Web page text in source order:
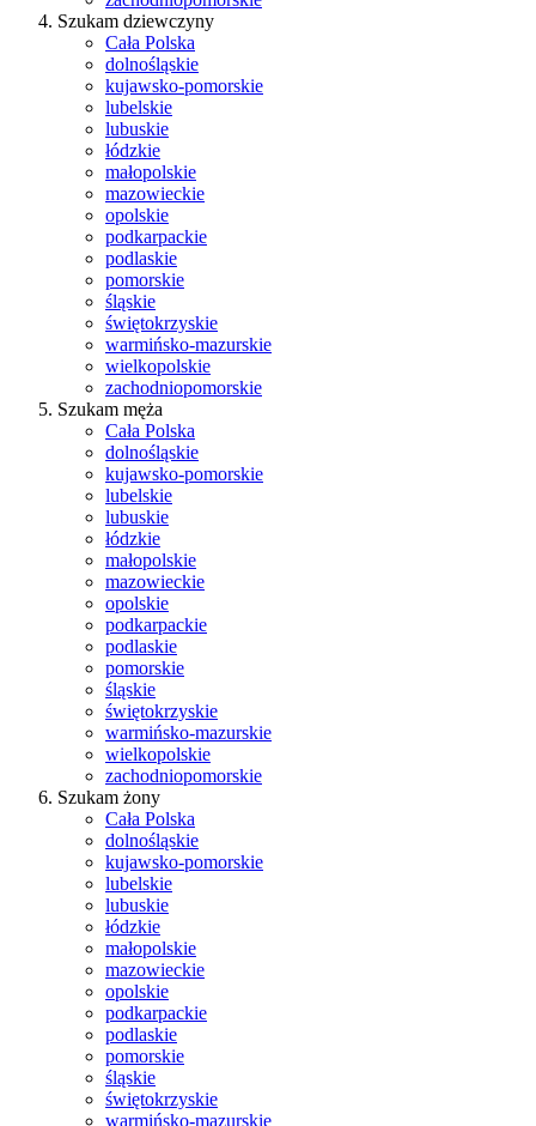
Szukam dziewczyny
Cała Polska
dolnośląskie
kujawsko-pomorskie
lubelskie
lubuskie
łódzkie
małopolskie
mazowieckie
opolskie
podkarpackie
podlaskie
pomorskie
śląskie
świętokrzyskie
warmińsko-mazurskie
wielkopolskie
zachodniopomorskie
Szukam męża
Cała Polska
dolnośląskie
kujawsko-pomorskie
lubelskie
lubuskie
łódzkie
małopolskie
mazowieckie
opolskie
podkarpackie
podlaskie
pomorskie
śląskie
świętokrzyskie
warmińsko-mazurskie
wielkopolskie
zachodniopomorskie
Szukam żony
Cała Polska
dolnośląskie
kujawsko-pomorskie
lubelskie
lubuskie
łódzkie
małopolskie
mazowieckie
opolskie
podkarpackie
podlaskie
pomorskie
śląskie
świętokrzyskie
warmińsko-mazurskie